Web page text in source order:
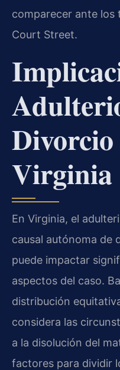
comparecer ante los
Court Street.
Divorcio
Virginia
En Virginia, el
causal autónoma de
puede impactar
aspectos del caso.
distribución
considera las
a la disolución del
factores para dividir